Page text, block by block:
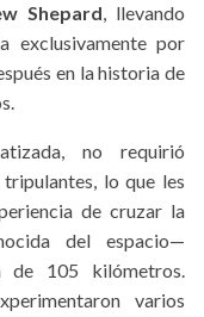
Shepard, llevando
exclusivamente por
en la historia de
no requirió
lo que les
de cruzar la
del espacio—
de 105 kilómetros.
varios